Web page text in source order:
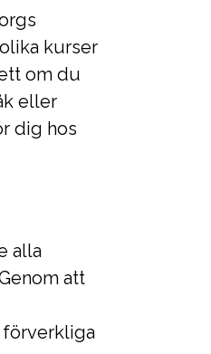
kurser
om du
eller
dig hos
alla
att
förverkliga